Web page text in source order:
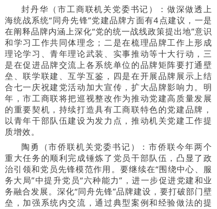
封丹华（市工商联机关党委书记）：做深做透上
海统战系统“同舟先锋”党建品牌方面有4点建议，一是
在阐释品牌内涵上深化“党的统一战线政策提出地”意识
和学习工作共同体理念；二是在梳理品牌工作上形成
理论学习、青年理论武装、实事推动等十大行动，三
是在促进品牌交流上各系统单位的品牌矩阵要打通壁
垒、联学联建、互学互鉴，四是在开展品牌展示上结
合七一庆祝建党活动加大宣传，扩大品牌影响力。明
年，市工商联将把巡视整改作为推动党建高质量发展
的重要契机，持续打造具有工商联特色的党建品牌，
以青年干部队伍建设为发力点，推动机关党建工作提
质增效。
陶勇（市侨联机关党委书记）：市侨联今年两个
重大任务的顺利完成锤炼了党员干部队伍，凸显了政
治引领和党员先锋模范作用。要继续在“围绕中心、服
务大局”中提升党员“六种能力”，进一步促进党建和业
务融合发展。深化“同舟先锋”品牌建设，要打破部门壁
垒，加强系统内交流，通过典型案例和经验做法的提